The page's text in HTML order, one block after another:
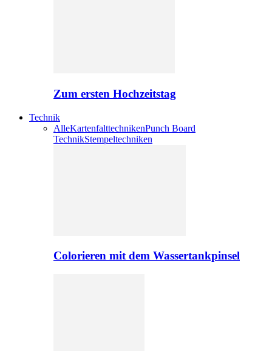
Zum ersten Hochzeitstag
Technik
AlleKartenfalttechnikenPunch Board
TechnikStempeltechniken
Colorieren mit dem Wassertankpinsel